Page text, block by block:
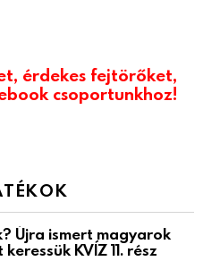
érdekes fejtörőket,
csoportunkhoz!
Újra ismert magyarok
KVÍZ 11. rész